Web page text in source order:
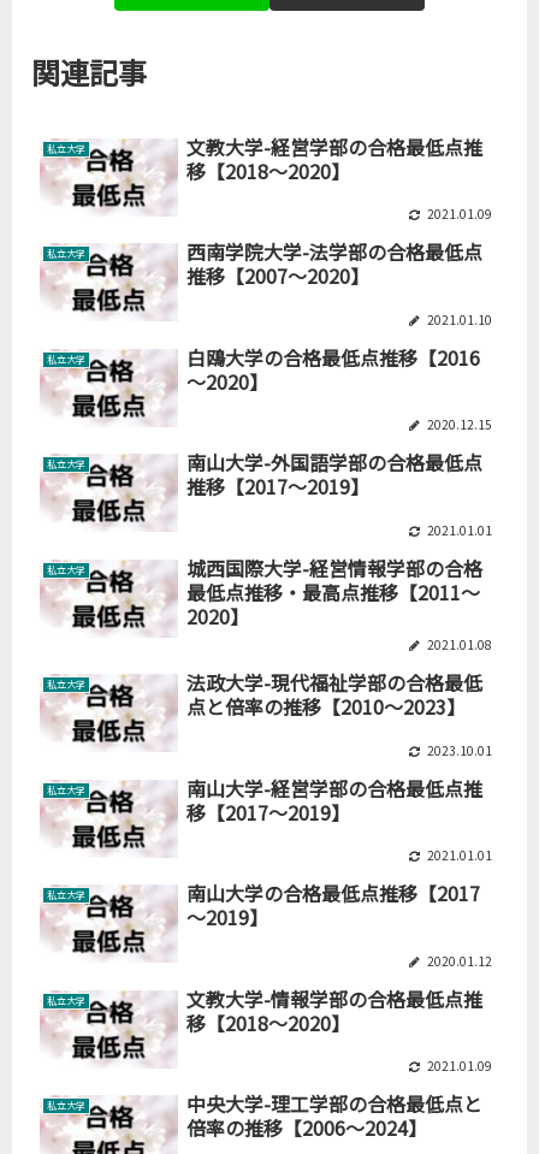
関連記事
私立大学
文教大学-経営学部の合格最低点推
移【2018～2020】
2021.01.09
私立大学
西南学院大学-法学部の合格最低点
推移【2007～2020】
2021.01.10
私立大学
白鴎大学の合格最低点推移【2016
～2020】
2020.12.15
私立大学
南山大学-外国語学部の合格最低点
推移【2017～2019】
2021.01.01
私立大学
城西国際大学-経営情報学部の合格
最低点推移・最高点推移【2011～
2020】
2021.01.08
私立大学
法政大学-現代福祉学部の合格最低
点と倍率の推移【2010～2023】
2023.10.01
私立大学
南山大学-経営学部の合格最低点推
移【2017～2019】
2021.01.01
私立大学
南山大学の合格最低点推移【2017
～2019】
2020.01.12
私立大学
文教大学-情報学部の合格最低点推
移【2018～2020】
2021.01.09
私立大学
中央大学-理工学部の合格最低点と
倍率の推移【2006～2024】